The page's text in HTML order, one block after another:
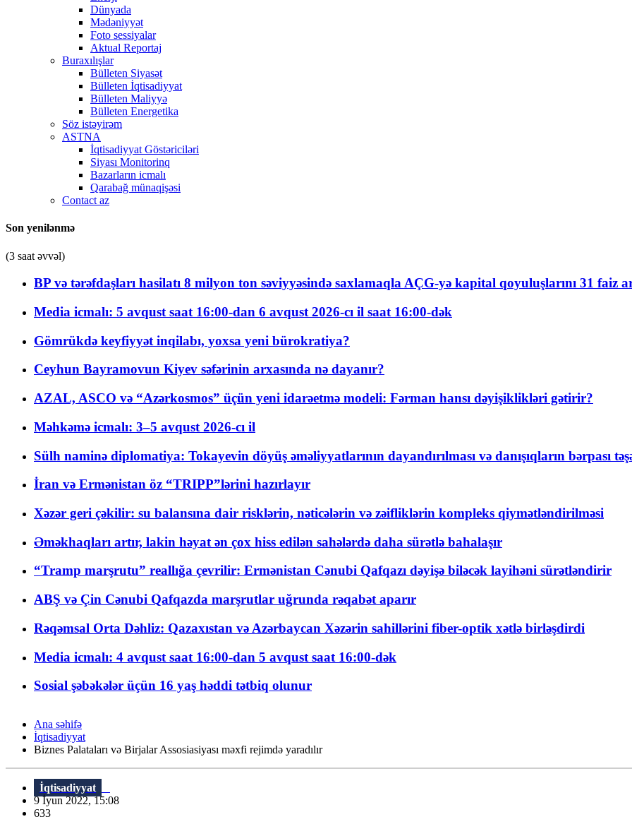
Dünyada
Mədəniyyət
Foto sessiyalar
Aktual Reportaj
Buraxılışlar
Bülleten Siyasət
Bülleten İqtisadiyyat
Bülleten Maliyyə
Bülleten Energetika
Söz istəyirəm
ASTNA
İqtisadiyyat Göstəriciləri
Siyası Monitorinq
Bazarların icmalı
Qarabağ münaqişəsi
Contact az
Son yenilənmə
(3 saat əvvəl)
BP və tərəfdaşları hasilatı 8 milyon ton səviyyəsində saxlamaqla AÇG-yə kapital qoyuluşlarını 31 faiz
Media icmalı: 5 avqust saat 16:00-dan 6 avqust 2026-cı il saat 16:00-dək
Gömrükdə keyfiyyət inqilabı, yoxsa yeni bürokratiya?
Ceyhun Bayramovun Kiyev səfərinin arxasında nə dayanır?
AZAL, ASCO və “Azərkosmos” üçün yeni idarəetmə modeli: Fərman hansı dəyişiklikləri gətirir?
Məhkəmə icmalı: 3–5 avqust 2026-cı il
Sülh naminə diplomatiya: Tokayevin döyüş əməliyyatlarının dayandırılması və danışıqların bərpası
İran və Ermənistan öz “TRIPP”lərini hazırlayır
Xəzər geri çəkilir: su balansına dair risklərin, nəticələrin və zəifliklərin kompleks qiymətləndirilməsi
Əməkhaqları artır, lakin həyat ən çox hiss edilən sahələrdə daha sürətlə bahalaşır
“Tramp marşrutu” reallığa çevrilir: Ermənistan Cənubi Qafqazı dəyişə biləcək layihəni sürətləndirir
ABŞ və Çin Cənubi Qafqazda marşrutlar uğrunda rəqabət aparır
Rəqəmsal Orta Dəhliz: Qazaxıstan və Azərbaycan Xəzərin sahillərini fiber-optik xətlə birləşdirdi
Media icmalı: 4 avqust saat 16:00-dan 5 avqust saat 16:00-dək
Sosial şəbəkələr üçün 16 yaş həddi tətbiq olunur
Ana səhifə
İqtisadiyyat
Biznes Palataları və Birjalar Assosiasiyası məxfi rejimdə yaradılır
İqtisadiyyat
9 İyun 2022, 15:08
633